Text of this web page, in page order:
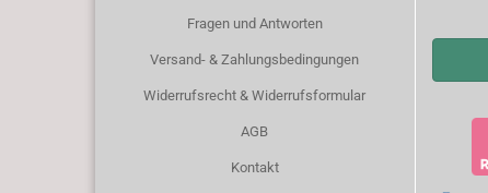
Fragen und Antworten
Versand- & Zahlungsbedingungen
Widerrufsrecht & Widerrufsformular
AGB
Kontakt